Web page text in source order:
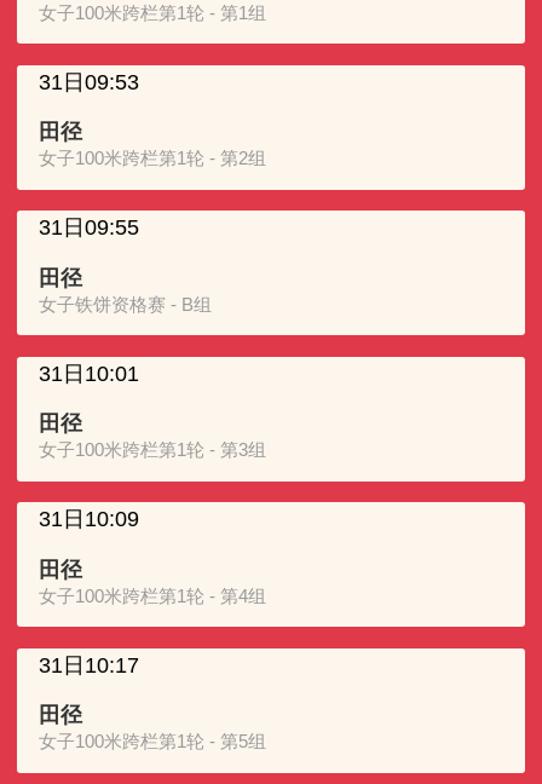
女子100米跨栏第1轮 - 第1组
31日09:53
田径
女子100米跨栏第1轮 - 第2组
31日09:55
田径
女子铁饼资格赛 - B组
31日10:01
田径
女子100米跨栏第1轮 - 第3组
31日10:09
田径
女子100米跨栏第1轮 - 第4组
31日10:17
田径
女子100米跨栏第1轮 - 第5组